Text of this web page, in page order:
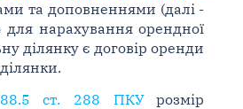
та доповненнями (далі -
для нарахування орендної
ділянку є договір оренди
ст. 288 ПКУрозмір